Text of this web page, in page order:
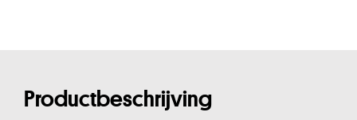
Productbeschrijving